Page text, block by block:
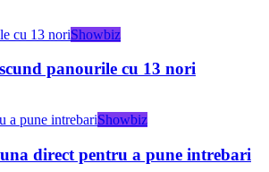
Showbiz
panourile cu 13 nori
Showbiz
direct pentru a pune intrebari